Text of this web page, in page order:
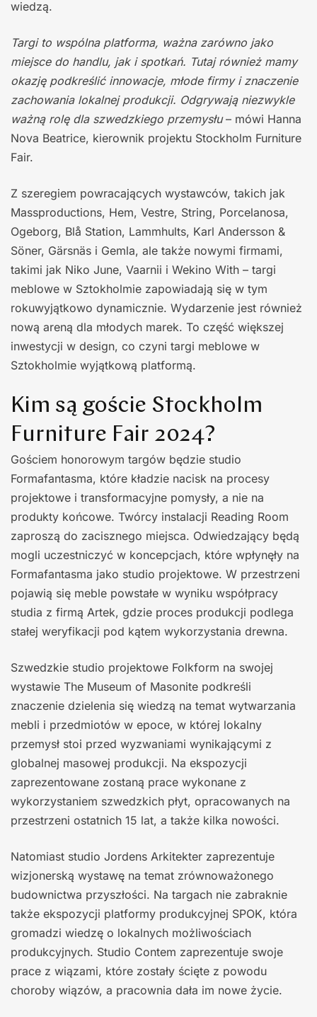
wiedzą.
Targi to wspólna platforma, ważna zarówno jako
miejsce do handlu, jak i spotkań. Tutaj również mamy
okazję podkreślić innowacje, młode firmy i znaczenie
zachowania lokalnej produkcji. Odgrywają niezwykle
ważną rolę dla szwedzkiego przemysłu– mówi Hanna
Nova Beatrice, kierownik projektu Stockholm Furniture
Fair.
Z szeregiem powracających wystawców, takich jak
Massproductions, Hem, Vestre, String, Porcelanosa,
Ogeborg, Blå Station, Lammhults, Karl Andersson &
Söner, Gärsnäs i Gemla, ale także nowymi firmami,
takimi jak Niko June, Vaarnii i Wekino With – targi
meblowe w Sztokholmie zapowiadają się w tym
rokuwyjątkowo dynamicznie. Wydarzenie jest również
nową areną dla młodych marek. To część większej
inwestycji w design, co czyni targi meblowe w
Sztokholmie wyjątkową platformą.
Kim są goście Stockholm
Furniture Fair 2024?
Gościem honorowym targów będzie studio
Formafantasma, które kładzie nacisk na procesy
projektowe i transformacyjne pomysły, a nie na
produkty końcowe. Twórcy instalacji Reading Room
zaproszą do zacisznego miejsca. Odwiedzający będą
mogli uczestniczyć w koncepcjach, które wpłynęły na
Formafantasma jako studio projektowe. W przestrzeni
pojawią się meble powstałe w wyniku współpracy
studia z firmą Artek, gdzie proces produkcji podlega
stałej weryfikacji pod kątem wykorzystania drewna.
Szwedzkie studio projektowe Folkform na swojej
wystawie The Museum of Masonite podkreśli
znaczenie dzielenia się wiedzą na temat wytwarzania
mebli i przedmiotów w epoce, w której lokalny
przemysł stoi przed wyzwaniami wynikającymi z
globalnej masowej produkcji. Na ekspozycji
zaprezentowane zostaną prace wykonane z
wykorzystaniem szwedzkich płyt, opracowanych na
przestrzeni ostatnich 15 lat, a także kilka nowości.
Natomiast studio Jordens Arkitekter zaprezentuje
wizjonerską wystawę na temat zrównoważonego
budownictwa przyszłości. Na targach nie zabraknie
także ekspozycji platformy produkcyjnej SPOK, która
gromadzi wiedzę o lokalnych możliwościach
produkcyjnych. Studio Contem zaprezentuje swoje
prace z wiązami, które zostały ścięte z powodu
choroby wiązów, a pracownia dała im nowe życie.